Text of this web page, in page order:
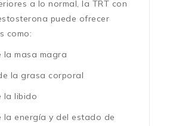
a lo normal, la TRT con
puede ofrecer
como:
la masa magra
la grasa corporal
la libido
la energía y del estado de